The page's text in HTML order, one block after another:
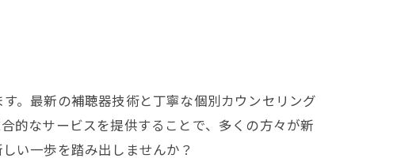
。最新の補聴器技術と丁寧な個別カウンセリング
的なサービスを提供することで、多くの方々が新
い一歩を踏み出しませんか？